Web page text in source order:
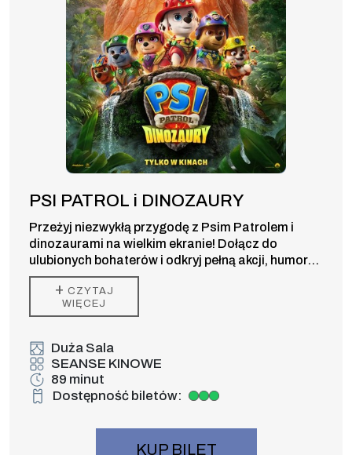
PSI PATROL i DINOZAURY
Przeżyj niezwykłą przygodę z Psim Patrolem i
dinozaurami na wielkim ekranie! Dołącz do
ulubionych bohaterów i odkryj pełną akcji, humoru
oraz prehistorycznych niespodzianek kinową
premierę dla całej rodziny.
+ CZYTAJ
WIĘCEJ
Duża Sala
SEANSE KINOWE
89 minut
Dostępność biletów:
Duża dostępność biletów
KUP BILET